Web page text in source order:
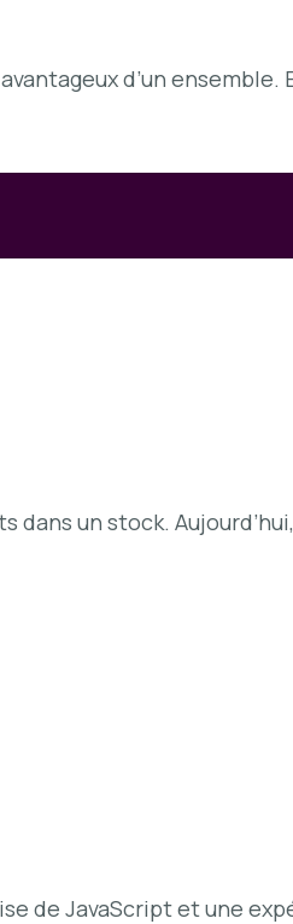
d’un ensemble.
dans un stock.
de JavaScript et une